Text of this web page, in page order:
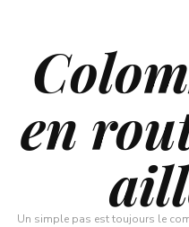
en
Un simple pas est toujours le